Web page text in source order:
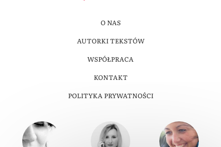
O NAS
AUTORKI TEKSTÓW
WSPÓŁPRACA
KONTAKT
POLITYKA PRYWATNOŚCI